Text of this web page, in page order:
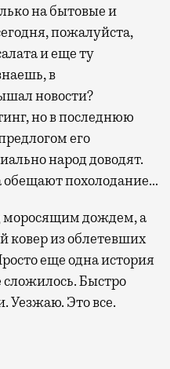
на бытовые и
пожалуйста,
и еще ту
в
новости?
но в последнюю
его
народ доводят.
обещают похолодание…
моросящим дождем, а
ковер из облетевших
еще одна история
сложилось. Быстро
Уезжаю. Это все.